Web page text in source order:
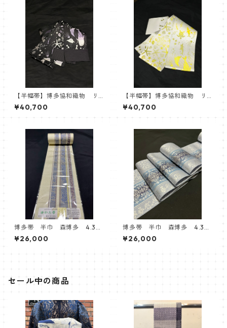
【半幅帯】博多協和織物 リ
バーシブル半巾帯 紋小巾本
袋 ブラック パープル 海
柄 ヒトデ ジンベイザメ
¥40,700
【半幅帯】博多協和織物 リ
バーシブル半巾帯 シルバー×
イエロー 紋小巾本袋 海
柄 ヒトデ ジンベイザメ
¥40,700
博多帯 半巾 森博多 4.3寸
単変浮 ゆかた帯 葡萄 縞
¥26,000
博多帯 半巾 森博多 4.3寸
単変浮 ゆかた帯 シルバ
ー ボタニカル
¥26,000
セール中の商品